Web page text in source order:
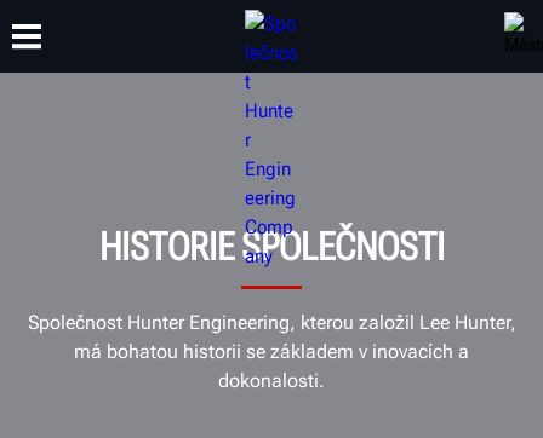
HISTORIE SPOLEČNOSTI
Společnost Hunter Engineering, kterou založil Lee Hunter,
má bohatou historii se základem v inovacích a
dokonalosti.